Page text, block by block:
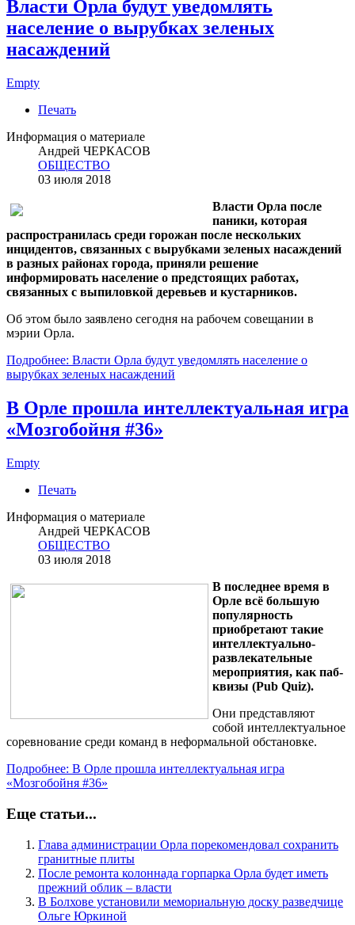
Власти Орла будут уведомлять
население о вырубках зеленых
насаждений
Empty
Печать
Информация о материале
Андрей ЧЕРКАСОВ
ОБЩЕСТВО
03 июля 2018
Власти Орла после
паники, которая
распространилась среди горожан после нескольких
инцидентов, связанных с вырубками зеленых насаждений
в разных районах города, приняли решение
информировать население о предстоящих работах,
связанных с выпиловкой деревьев и кустарников.
Об этом было заявлено сегодня на рабочем совещании в
мэрии Орла.
Подробнее: Власти Орла будут уведомлять население о
вырубках зеленых насаждений
В Орле прошла интеллектуальная игра
«Мозгобойня #36»
Empty
Печать
Информация о материале
Андрей ЧЕРКАСОВ
ОБЩЕСТВО
03 июля 2018
В последнее время в
Орле всё большую
популярность
приобретают такие
интеллектуально-
развлекательные
мероприятия, как паб-
квизы (Pub Quiz).
Они представляют
собой интеллектуальное
соревнование среди команд в неформальной обстановке.
Подробнее: В Орле прошла интеллектуальная игра
«Мозгобойня #36»
Еще статьи...
Глава администрации Орла порекомендовал сохранить
гранитные плиты
После ремонта колоннада горпарка Орла будет иметь
прежний облик – власти
В Болхове установили мемориальную доску разведчице
Ольге Юркиной